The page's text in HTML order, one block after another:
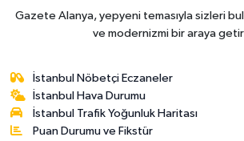
Gazete Alanya, yepyeni temasıyla sizleri
ve modernizmi bir araya
İstanbul Nöbetçi Eczaneler
İstanbul Hava Durumu
İstanbul Trafik Yoğunluk Haritası
Puan Durumu ve Fikstür